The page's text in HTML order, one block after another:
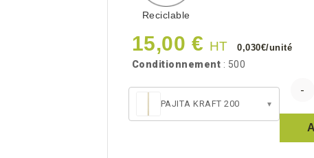
Reciclable
15,00 € HT 0,030€/unité
Conditionnement : 500
PAJITA KRAFT 200 ▾